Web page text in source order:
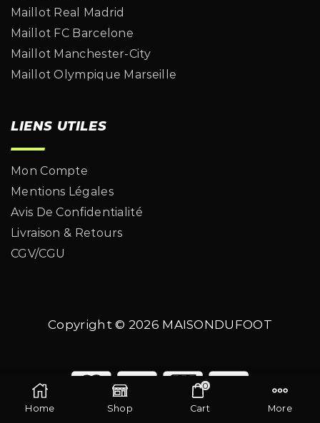
Maillot Real Madrid
Maillot FC Barcelone
Maillot Manchester-City
Maillot Olympique Marseille
LIENS UTILES
Mon Compte
Mentions Légales
Avis De Confidentialité
Livraison & Retours
CGV/CGU
Copyright © 2026 MAISONDUFOOT
Home Shop
0
Cart More